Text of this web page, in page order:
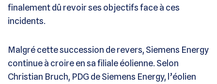
finalement dû revoir ses objectifs face à ces
incidents.
Malgré cette succession de revers, Siemens Energy
continue à croire en sa filiale éolienne. Selon
Christian Bruch, PDG de Siemens Energy, l’éolien